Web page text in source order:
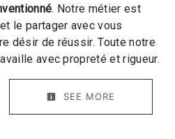
. Notre métier est
le partager avec vous
désir de réussir. Toute notre
avec propreté et rigueur.
SEE MORE